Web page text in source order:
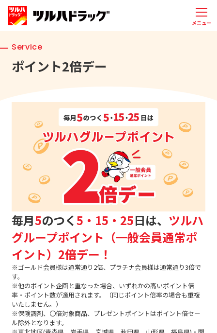
メニュー
Service
ポイント2倍デー
毎月5のつく5・15・25日は、 ツルハ
グループポイント（一般会員通常ポ
イント）2倍デー！
※ゴールド会員様は通常通り2倍、プラチナ会員様は通常通り3倍で
す。
※他のポイント企画と重なった場合、いずれかの高いポイント倍
率・ポイント数が適用されます。（同じポイント倍率の場合も重複
いたしません。）
※保険調剤、〇倍対象商品、プレゼントポイントはポイント倍セー
ル除外となります。